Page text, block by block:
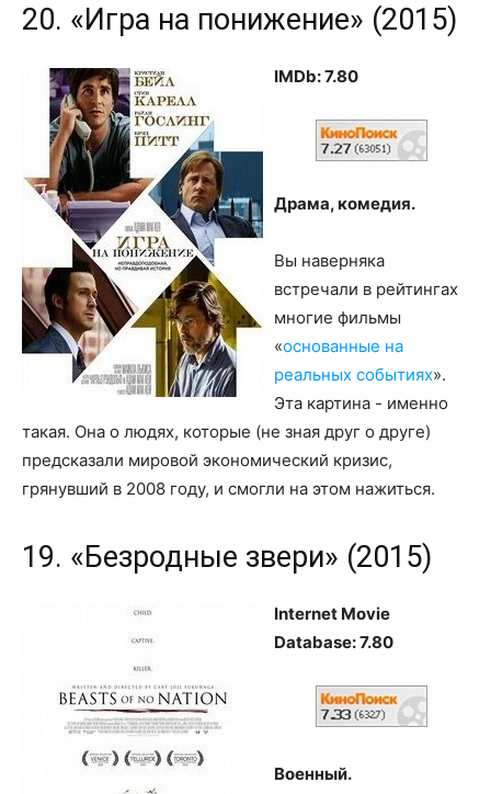
20. «Игра на понижение» (2015)
IMDb: 7.80
Драма, комедия.
Вы наверняка
встречали в рейтингах
многие фильмы
«основанные на
реальных событиях».
Эта картина - именно
такая. Она о людях, которые (не зная друг о друге)
предсказали мировой экономический кризис,
грянувший в 2008 году, и смогли на этом нажиться.
19. «Безродные звери» (2015)
Internet Movie
Database: 7.80
Военный.